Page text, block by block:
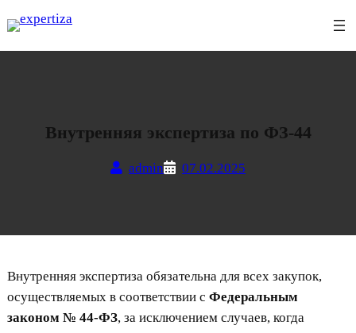
содержимому
Внутренняя экспертиза по ФЗ-44
admin 07.02.2025
Внутренняя экспертиза обязательна для всех закупок,
осуществляемых в соответствии с Федеральным
законом № 44-ФЗ, за исключением случаев, когда